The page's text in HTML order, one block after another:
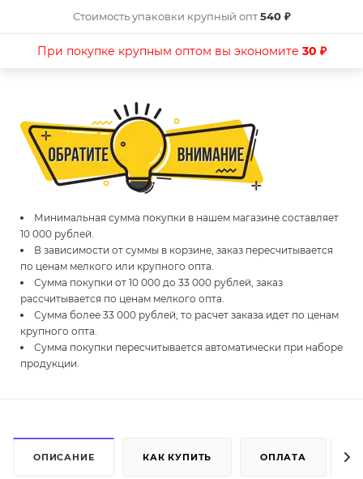
Стоимость упаковки крупный опт540 ₽
При покупке крупным оптом вы экономите 30 ₽
Минимальная сумма покупки в нашем магазине составляет
10 000 рублей.
В зависимости от суммы в корзине, заказ пересчитывается
по ценам мелкого или крупного опта.
Сумма покупки от 10 000 до 33 000 рублей, заказ
рассчитывается по ценам мелкого опта.
Сумма более 33 000 рублей, то расчет заказа идет по ценам
крупного опта.
Сумма покупки пересчитывается автоматически при наборе
продукции.
ОПИСАНИЕ КАК КУПИТЬ ОПЛАТА